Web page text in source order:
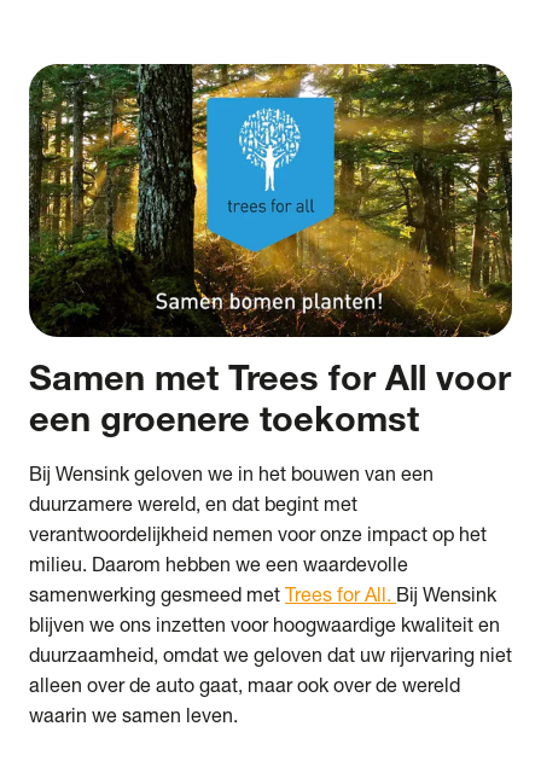
Samen met Trees for All voor
een groenere toekomst
Bij Wensink geloven we in het bouwen van een
duurzamere wereld, en dat begint met
verantwoordelijkheid nemen voor onze impact op het
milieu. Daarom hebben we een waardevolle
samenwerking gesmeed met Trees for All. Bij Wensink
blijven we ons inzetten voor hoogwaardige kwaliteit en
duurzaamheid, omdat we geloven dat uw rijervaring niet
alleen over de auto gaat, maar ook over de wereld
waarin we samen leven.